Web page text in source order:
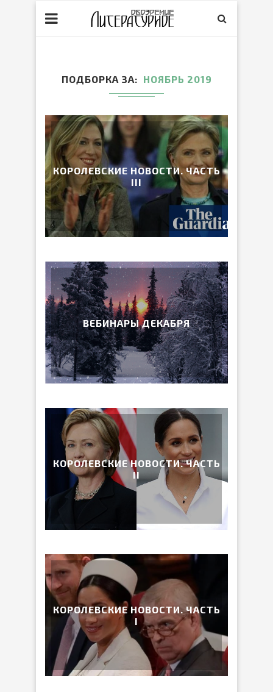
ПОДБОРКА ЗА НОЯБРЬ 2019
КОРОЛЕВСКИЕ НОВОСТИ. ЧАСТЬ
III
ВЕБИНАРЫ ДЕКАБРЯ
КОРОЛЕВСКИЕ НОВОСТИ. ЧАСТЬ
II
КОРОЛЕВСКИЕ НОВОСТИ. ЧАСТЬ
I